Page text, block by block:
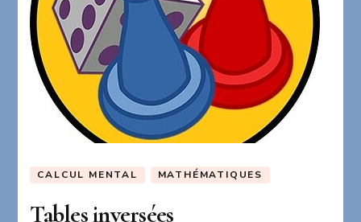
CALCUL MENTAL MATHÉMATIQUES
Tables inversées